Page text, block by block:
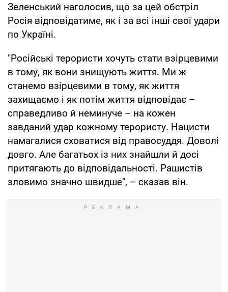
Зеленський наголосив, що за цей обстріл
Росія відповідатиме, як і за всі інші свої удари
по Україні.
"Російські терористи хочуть стати взірцевими
в тому, як вони знищують життя. Ми ж
станемо взірцевими в тому, як життя
захищаємо і як потім життя відповідає –
справедливо й неминуче – на кожен
завданий удар кожному терористу. Нацисти
намагалися сховатися від правосуддя. Доволі
довго. Але багатьох із них знайшли й досі
притягають до відповідальності. Рашистів
зловимо значно швидше", – сказав він.